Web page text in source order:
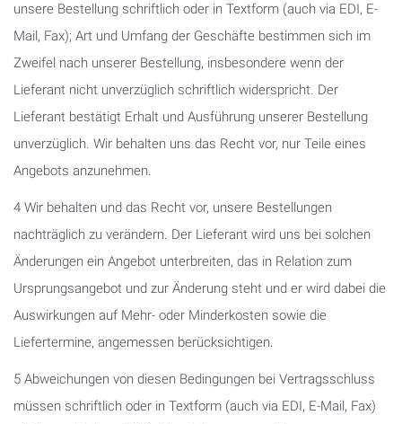
unsere Bestellung schriftlich oder in Textform (auch via EDI, E-
Mail, Fax); Art und Umfang der Geschäfte bestimmen sich im
Zweifel nach unserer Bestellung, insbesondere wenn der
Lieferant nicht unverzüglich schriftlich widerspricht. Der
Lieferant bestätigt Erhalt und Ausführung unserer Bestellung
unverzüglich. Wir behalten uns das Recht vor, nur Teile eines
Angebots anzunehmen.
4 Wir behalten und das Recht vor, unsere Bestellungen
nachträglich zu verändern. Der Lieferant wird uns bei solchen
Änderungen ein Angebot unterbreiten, das in Relation zum
Ursprungsangebot und zur Änderung steht und er wird dabei die
Auswirkungen auf Mehr- oder Minderkosten sowie die
Liefertermine, angemessen berücksichtigen.
5 Abweichungen von diesen Bedingungen bei Vertragsschluss
müssen schriftlich oder in Textform (auch via EDI, E-Mail, Fax)